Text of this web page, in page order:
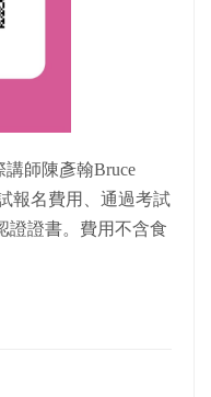
師陳彥翰Bruce
報名費用、通過考試
證證書。費用不含食